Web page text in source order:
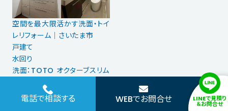
空間を最大限活かす洗面・トイ
レリフォーム｜さいたま市
戸建て
水回り
洗面：TOTO オクターブスリム
トイレ：TOTO ネオレストAS1
期間 ： 2日
費用 ： 174万円
電話で相談する WEBでお問合せ LINEで見積り
＆お問合せ